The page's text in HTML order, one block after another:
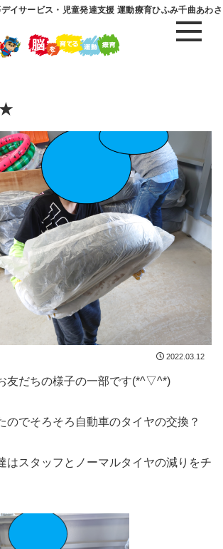
イサービス・児童発達支援 運動療育ひふみ千曲あわさ
★
2022.03.12
友だちの様子の一部です(*^▽^*)
のでそろそろ自動車のタイヤの交換？
はスタッフとノーマルタイヤの減りをチ